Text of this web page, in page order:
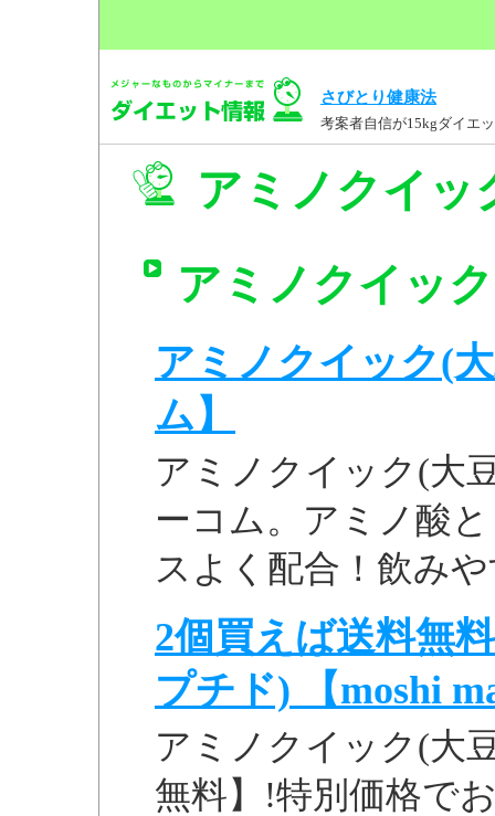
さびとり健康法
考案者自信が15kgダイエ
アミノクイッ
アミノクイッ
アミノクイック(
ム】
アミノクイック(大
ーコム。アミノ酸
スよく配合！飲み
2個買えば送料無
プチド) 【moshi
アミノクイック(大
無料】!特別価格で